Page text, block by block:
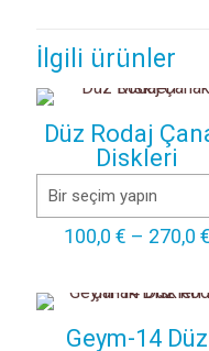
İlgili ürünler
Düz Rodaj
Diskleri
100,0 € – 270,0 €
Geym-14 Düz